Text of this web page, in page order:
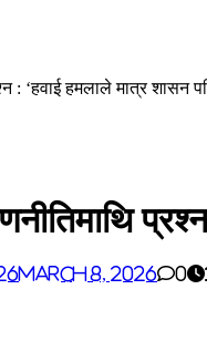
: ‘हवाई हमलाले मात्र शासन
March 8, 2026 0